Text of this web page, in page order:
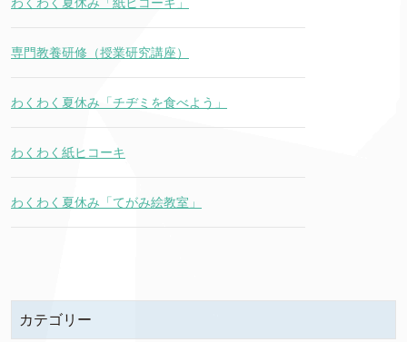
専門教養研修（授業研究講座）
わくわく夏休み「チヂミを食べよう」
わくわく紙ヒコーキ
わくわく夏休み「てがみ絵教室」
カテゴリー